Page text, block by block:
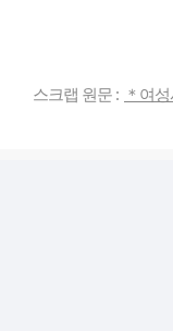
스크랩 원문 :